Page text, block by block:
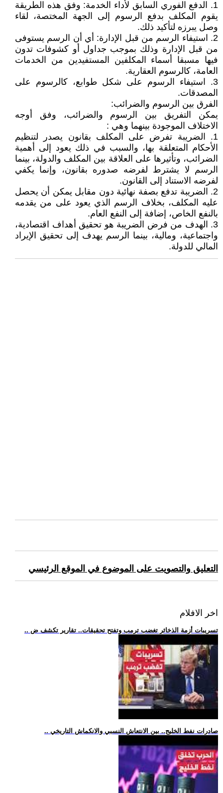
1. الدفع الفوري السابق لأداء الخدمة: وفق هذه الطريقة
يقوم المكلف بدفع الرسوم إلى الجهة المختصة، لقاء
وصل يبرزه لتأكيد ذلك.
2. استيفاء الرسم من قبل الإدارة: أي أن الرسم يستوفى
من قبل الإدارة وذلك بموجب جداول أو كشوفات تدون
فيها مسبقا أسماء المكلفين المستفيدين من الخدمات
العامة، كالرسوم العقارية.
3. استيفاء الرسوم على شكل طوابع، كالرسوم على
المصدقات.
الفرق بين الرسوم والضرائب:
يمكن التفريق بين الرسوم والضرائب، وفق أوجه
الاختلاف الموجودة بينهما وهي :
1. الضريبة تفرض على المكلف بقانون يصدر لتنظيم
الأحكام المتعلقة بها، والسبب في ذلك يعود إلى أهمية
الضرائب، وتأثيرها على العلاقة بين المكلف والدولة، بينما
الرسم لا يشترط لفرضه صدوره بقانون، وإنما يكفي
لفرضه الاستناد إلى القانون.
2. الضريبة تدفع بصفة نهائية دون مقابل يمكن أن يحصل
عليه المكلف، بخلاف الرسم الذي يعود على من يقدمه
بالنفع الخاص، إضافة إلى النفع العام.
3. الهدف من فرض الضريبة هو تحقيق أهداف اقتصادية،
واجتماعية، ومالية، بينما الرسم يهدف إلى تحقيق الإيراد
المالي للدولة.
التعليق والتصويت على الموضوع في الموقع الرئيسي
اخر الافلام
.. تسريبات أزمة الذخائر تغضب ترمب وتفتح تحقيقات.. تقارير تكشف ض
.. صادرات نفط الخليج.. بين الانتعاش النسبي والانكماش التاريخي